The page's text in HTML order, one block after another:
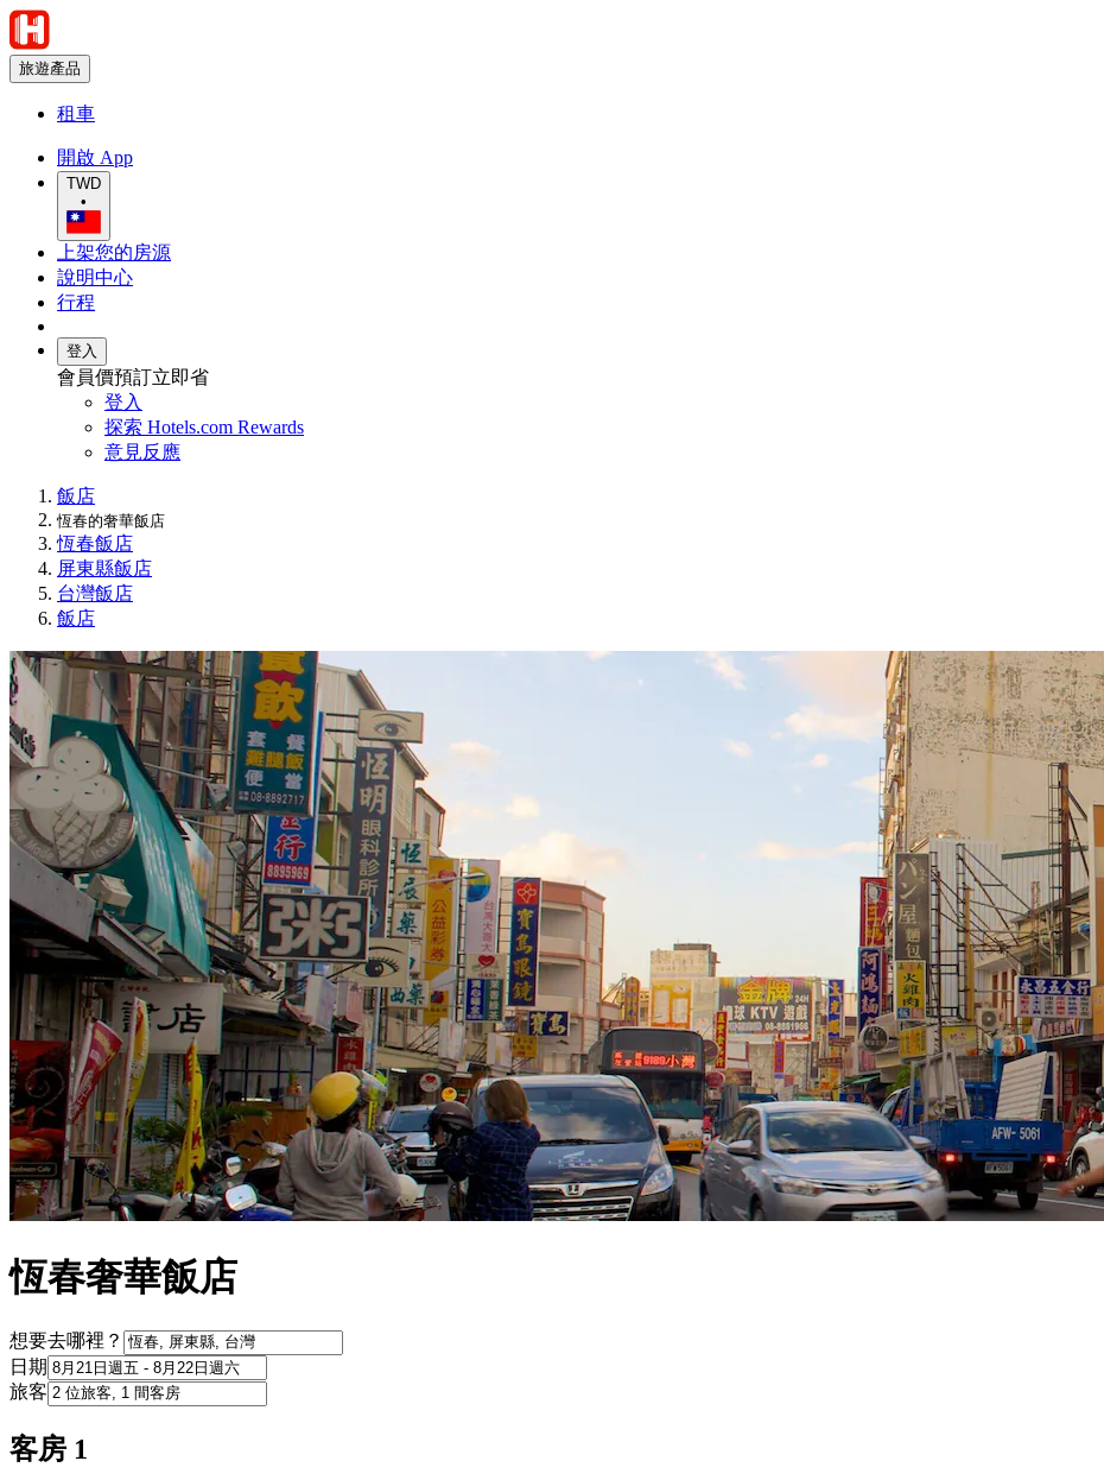
旅遊產品
租車
開啟 App
TWD
•
上架您的房源
說明中心
行程
登入
會員價預訂立即省
登入
探索 Hotels.com Rewards
意見反應
飯店
恆春的奢華飯店
恆春飯店
屏東縣飯店
台灣飯店
飯店
恆春奢華飯店
想要去哪裡？
日期
旅客
客房 1